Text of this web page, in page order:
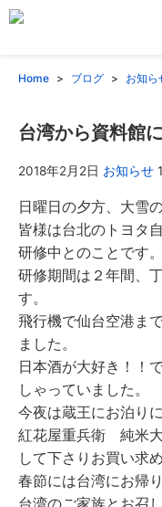
Home ブログ お知ら
台湾から資料館
2018年2月2日 お知らせ
日曜日の夕方、大雪
皆様は台北のトヨタ
研修中とのことです。
研修期間は２年間、
す。
飛行機で仙台空港ま
ました。
日本酒が大好き！！
しゃっていました。
今夜は蔵王にお泊り
紅花屋重兵衛 純米
して下さりお買い求
春節には台湾にお帰
台湾のご家族とお召